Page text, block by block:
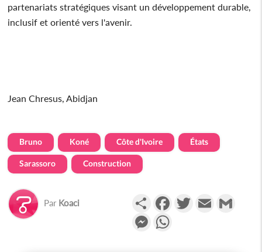
partenariats stratégiques visant un développement durable,
inclusif et orienté vers l'avenir.
Jean Chresus, Abidjan
Bruno Koné Côte d'Ivoire États
Sarassoro Construction
Par Koaci PartagerFacebookTwitterEmail
Messenger